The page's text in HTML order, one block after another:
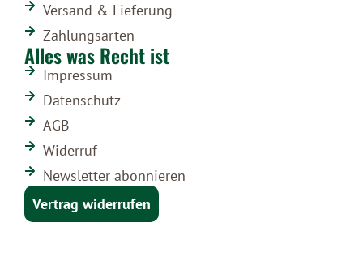
Versand & Lieferung
Zahlungsarten
Alles was Recht ist
Impressum
Datenschutz
AGB
Widerruf
Newsletter abonnieren
Vertrag widerrufen